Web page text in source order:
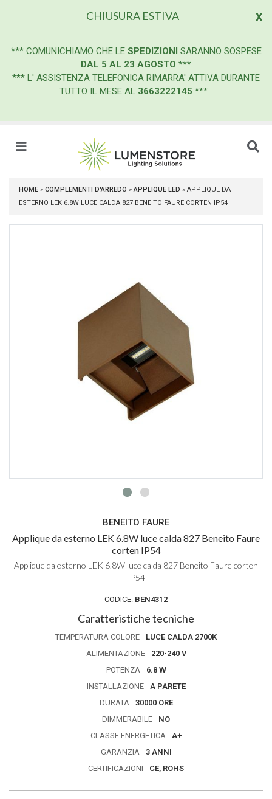
x
CHIUSURA ESTIVA
*** COMUNICHIAMO CHE LE SPEDIZIONI SARANNO SOSPESE
DAL 5 AL 23 AGOSTO ***
*** L' ASSISTENZA TELEFONICA RIMARRA' ATTIVA DURANTE
TUTTO IL MESE AL 3663222145 ***
HOME » COMPLEMENTI D'ARREDO »APPLIQUE LED » APPLIQUE DA
ESTERNO LEK 6.8W LUCE CALDA 827 BENEITO FAURE CORTEN IP54
BENEITO FAURE
Applique da esterno LEK 6.8W luce calda 827 Beneito Faure
corten IP54
Applique da esterno LEK 6.8W luce calda 827 Beneito Faure corten
IP54
CODICE: BEN4312
Caratteristiche tecniche
TEMPERATURA COLORE
LUCE CALDA 2700K
ALIMENTAZIONE
220-240 V
POTENZA
6.8 W
INSTALLAZIONE
A PARETE
DURATA
30000 ORE
DIMMERABILE
NO
CLASSE ENERGETICA
A+
GARANZIA
3 ANNI
CERTIFICAZIONI
CE, ROHS